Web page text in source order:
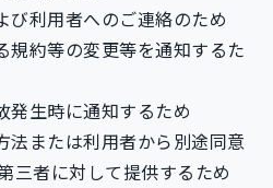
び利用者へのご連絡のため
規約等の変更等を通知するた
発生時に通知するため
法または利用者から別途同意
三者に対して提供するため